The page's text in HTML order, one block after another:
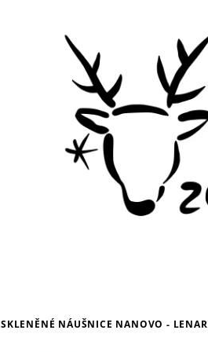
SKLENĚNÉ NÁUŠNICE NANOVO - LENAR